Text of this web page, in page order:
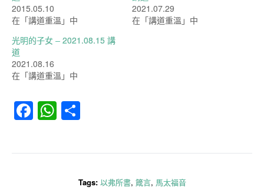
2015.05.10
在「講道重溫」中
2021.07.29
在「講道重溫」中
光明的子女 – 2021.08.15 講
道
2021.08.16
在「講道重溫」中
Facebook
WhatsApp
Tags: 以弗所書, 箴言, 馬太福音